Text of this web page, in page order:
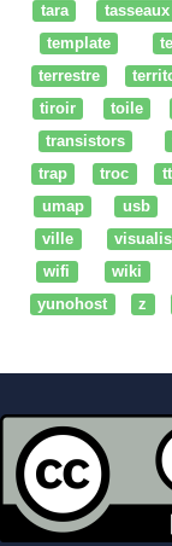
tara
tasseaux
template
terrestre
tiroir
toile
transistors
trap
troc
umap
usb
ville
wifi
wiki
yunohost
z